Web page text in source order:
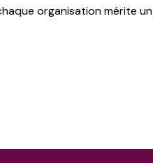
organisation mérite